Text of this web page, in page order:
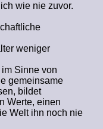
wie nie zuvor.
weniger
Sinne von
gemeinsame
bildet
Werte, einen
Welt ihn noch nie